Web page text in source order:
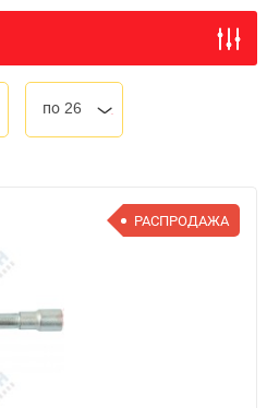
по 26
РАСПРОДАЖА